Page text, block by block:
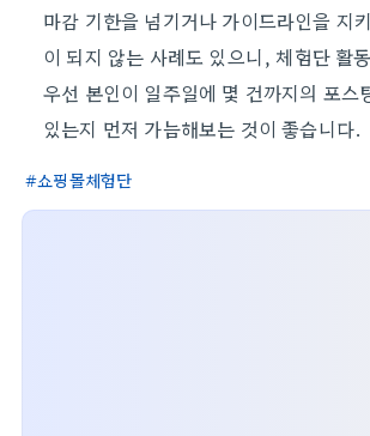
마감 기한을 넘기거나 가이드라인을 지
이 되지 않는 사례도 있으니, 체험단 활
우선 본인이 일주일에 몇 건까지의 포스
있는지 먼저 가늠해보는 것이 좋습니다.
쇼핑몰체험단